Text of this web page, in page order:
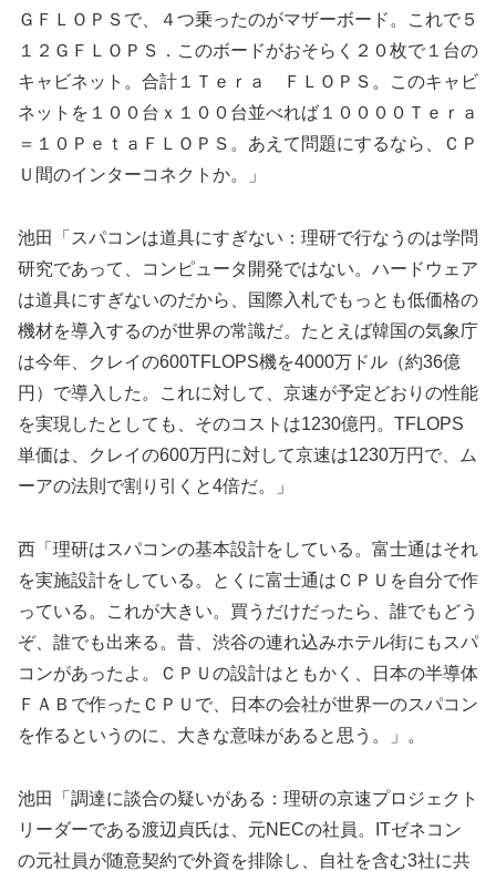
ＧＦＬＯＰＳで、４つ乗ったのがマザーボード。これで５
１２ＧＦＬＯＰＳ．このボードがおそらく２０枚で１台の
キャビネット。合計１Ｔｅｒａ ＦＬＯＰＳ。このキャビ
ネットを１００台ｘ１００台並べれば１００００Ｔｅｒａ
＝１０ＰｅｔａＦＬＯＰＳ。あえて問題にするなら、ＣＰ
Ｕ間のインターコネクトか。」
池田「スパコンは道具にすぎない：理研で行なうのは学問
研究であって、コンピュータ開発ではない。ハードウェア
は道具にすぎないのだから、国際入札でもっとも低価格の
機材を導入するのが世界の常識だ。たとえば韓国の気象庁
は今年、クレイの600TFLOPS機を4000万ドル（約36億
円）で導入した。これに対して、京速が予定どおりの性能
を実現したとしても、そのコストは1230億円。TFLOPS
単価は、クレイの600万円に対して京速は1230万円で、ム
ーアの法則で割り引くと4倍だ。」
西「理研はスパコンの基本設計をしている。富士通はそれ
を実施設計をしている。とくに富士通はＣＰＵを自分で作
っている。これが大きい。買うだけだったら、誰でもどう
ぞ、誰でも出来る。昔、渋谷の連れ込みホテル街にもスパ
コンがあったよ。ＣＰＵの設計はともかく、日本の半導体
ＦＡＢで作ったＣＰＵで、日本の会社が世界一のスパコン
を作るというのに、大きな意味があると思う。」。
池田「調達に談合の疑いがある：理研の京速プロジェクト
リーダーである渡辺貞氏は、元NECの社員。ITゼネコン
の元社員が随意契約で外資を排除し、自社を含む3社に共